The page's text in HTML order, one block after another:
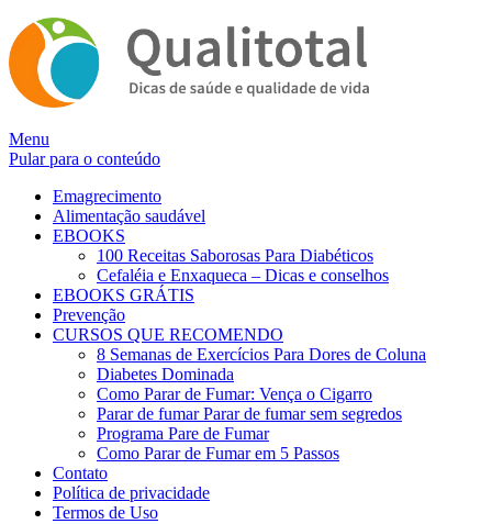
Alternar
navegação
Menu
Pular para o conteúdo
Emagrecimento
Alimentação saudável
EBOOKS
100 Receitas Saborosas Para Diabéticos
Cefaléia e Enxaqueca – Dicas e conselhos
EBOOKS GRÁTIS
Prevenção
CURSOS QUE RECOMENDO
8 Semanas de Exercícios Para Dores de Coluna
Diabetes Dominada
Como Parar de Fumar: Vença o Cigarro
Parar de fumar Parar de fumar sem segredos
Programa Pare de Fumar
Como Parar de Fumar em 5 Passos
Contato
Política de privacidade
Termos de Uso